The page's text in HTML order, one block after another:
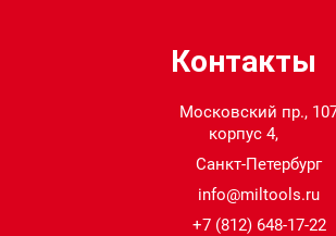
Контакты
Московский пр.,
корпус 4,
Санкт-Петербург
info@miltools.ru
+7 (812) 648-17-22